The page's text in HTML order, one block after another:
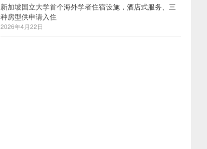
新加坡国立大学首个海外学者住宿设施，酒店式服务、三
种房型供申请入住
2026年4月22日